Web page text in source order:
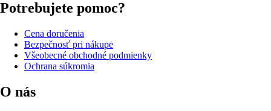
Potrebujete pomoc?
Cena doručenia
Bezpečnosť pri nákupe
Všeobecné obchodné podmienky
Ochrana súkromia
O nás